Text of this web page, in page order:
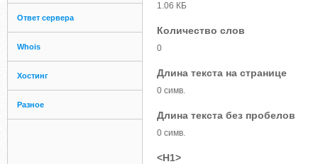
Ответ сервера
Whois
Хостинг
Разное
1.06 КБ
Количество слов
0
Длина текста на странице
0 симв.
Длина текста без пробелов
0 симв.
<H1>